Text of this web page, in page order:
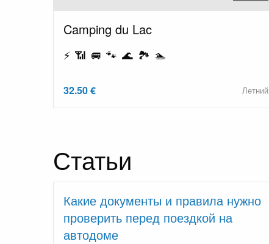
Camping du Lac
⚡ 📶 🚐 🐾 🌊 🏞️ 🏊
32.50 € Летний
Статьи
Какие документы и правила нужно
проверить перед поездкой на
автодоме